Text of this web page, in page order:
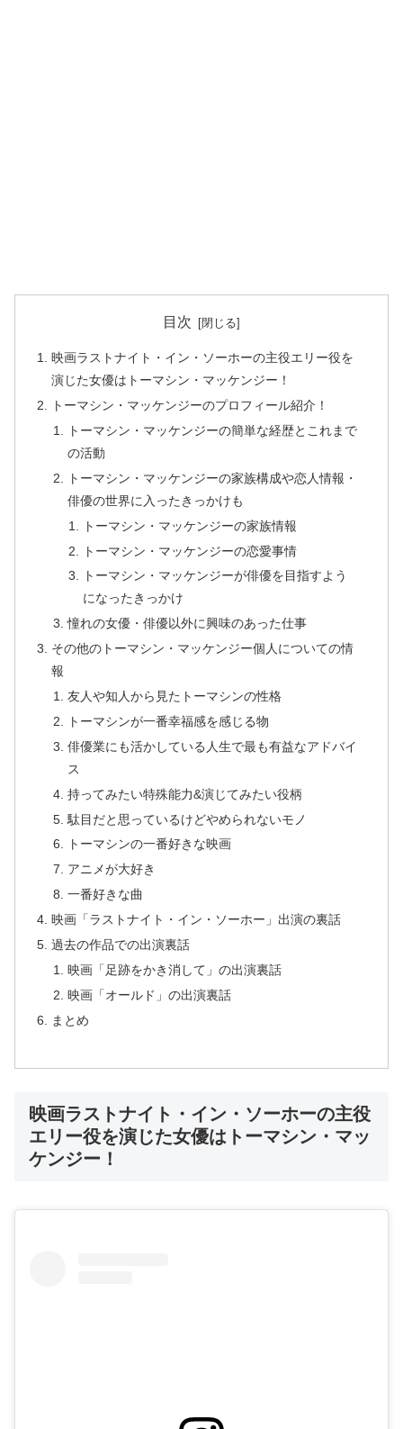
目次
映画ラストナイト・イン・ソーホーの主役エリー役を
演じた女優はトーマシン・マッケンジー！
トーマシン・マッケンジーのプロフィール紹介！
トーマシン・マッケンジーの簡単な経歴とこれまで
の活動
トーマシン・マッケンジーの家族構成や恋人情報・
俳優の世界に入ったきっかけも
トーマシン・マッケンジーの家族情報
トーマシン・マッケンジーの恋愛事情
トーマシン・マッケンジーが俳優を目指すよう
になったきっかけ
憧れの女優・俳優以外に興味のあった仕事
その他のトーマシン・マッケンジー個人についての情
報
友人や知人から見たトーマシンの性格
トーマシンが一番幸福感を感じる物
俳優業にも活かしている人生で最も有益なアドバイ
ス
持ってみたい特殊能力&演じてみたい役柄
駄目だと思っているけどやめられないモノ
トーマシンの一番好きな映画
アニメが大好き
一番好きな曲
映画「ラストナイト・イン・ソーホー」出演の裏話
過去の作品での出演裏話
映画「足跡をかき消して」の出演裏話
映画「オールド」の出演裏話
まとめ
映画ラストナイト・イン・ソーホーの主役
エリー役を演じた女優はトーマシン・マッ
ケンジー！